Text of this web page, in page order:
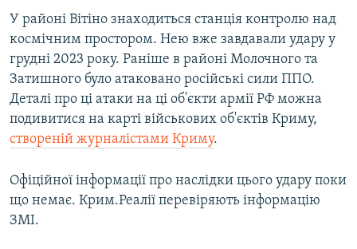
У районі Вітіно знаходиться станція контролю над
космічним простором. Нею вже завдавали удару у
грудні 2023 року. Раніше в районі Молочного та
Затишного було атаковано російські сили ППО.
Деталі про ці атаки на ці об'єкти армії РФ можна
подивитися на карті військових об'єктів Криму,
створеній журналістами Криму.
Офіційної інформації про наслідки цього удару поки
що немає. Крим.Реалії перевіряють інформацію
ЗМІ.